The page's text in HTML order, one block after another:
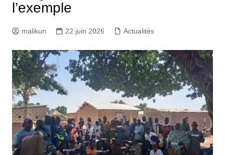
l’exemple
malikun 22 juin 2026 Actualités